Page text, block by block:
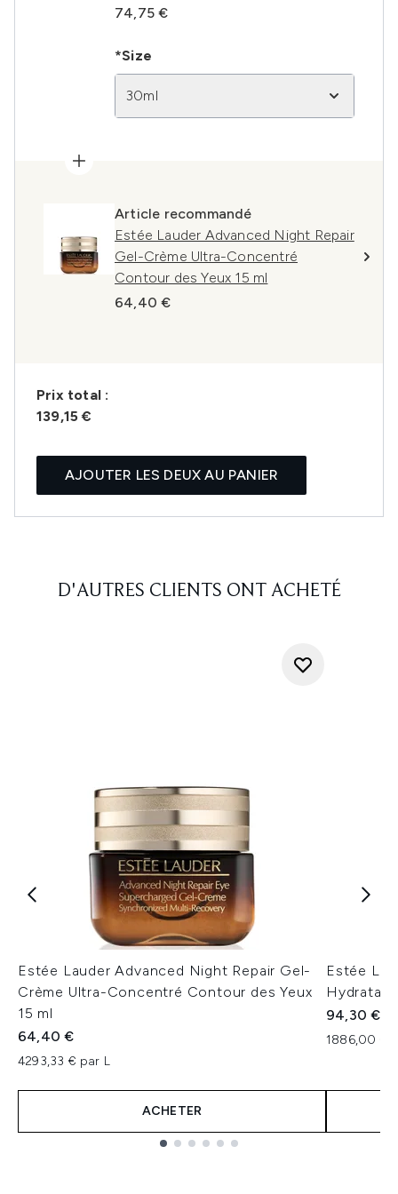
74,75 €
*Size
30ml
Article recommandé
Estée Lauder Advanced Night Repair
Gel-Crème Ultra-Concentré
Contour des Yeux 15 ml
64,40 €
Prix ​​total :
139,15 €
AJOUTER LES DEUX AU PANIER
D'AUTRES CLIENTS ONT ACHETÉ
Estée Lauder Advanced Night Repair Gel-
Crème Ultra-Concentré Contour des Yeux
15 ml
64,40 €
4293,33 € par L
ACHETER
Estée
94,30 €
1886,00 €